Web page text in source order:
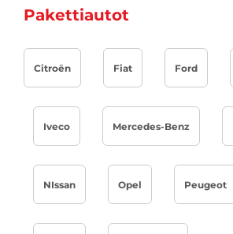
Pakettiautot
Citroën Fiat Ford
Iveco Mercedes-Benz
NIssan Opel Peugeot